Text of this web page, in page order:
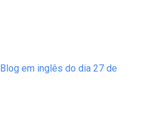
Blog em inglês do dia 27 de